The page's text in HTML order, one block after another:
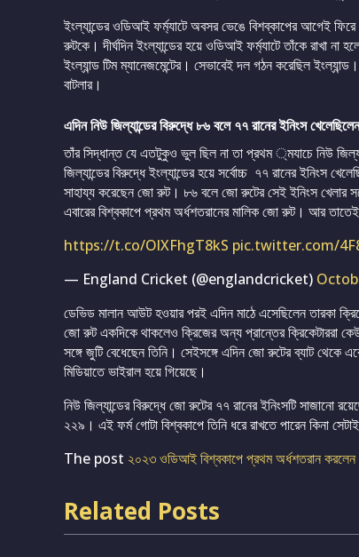
ইংল্যান্ডের ওডিআই ফর্ম্যাটে অবসর ভেঙে বিশব্কাপের আগেই
রুটকে। দীর্ঘদিন ইংল্যান্ডের হয়ে ওডিআই ফর্ম্যাটে তাঁকে রাখা না
ইংল্যান্ড টিম ম্যানেজমেন্টের। সেভাবেই দল গঠন করেছিল
বাটলার।
এদিন নিউ জিল্যান্ডের বিরুদ্ধে ৮৬ বলে ৭৭ রানের ইনিংস
তাঁর সিদ্ধান্ত যে এতটুকুও ভুল ছিল না তা প্রথম ্মযাচে নিউ
জিল্যান্ডের বিরুদ্ধে ইংল্যান্ডের হয়ে সর্বোচ্চ ৭৭ রানের ইনিংস
সাহায্য করেছেন জো রুট। ৮৬ বলে জো রুটের সেই ইনিংস খেলার
এবারের বিশ্বকাপে প্রথম অর্ধশতরানের মালিক জো রুট। আর
https://t.co/OlXFhgT8kS pic.twitter.com/
— England Cricket (@englandcricket)
ডেভিড মালান আউট হওয়ার পরই এদিন মাঠে এসেছিলেন তারকা
জো রুট একদিকে থাকলেও ক্রিজের অন্য প্রান্তের ক্রিকেটাররা
সঙ্গে জুটি বেধেছেন তিনি। সেইসঙ্গে এদিন জো রুটের ব্যাট
মিডিয়াতে ভাইরাল হয়ে গিয়েছে।
নিউ জিল্যান্ডের বিরুদ্ধে জো রুটের ৭৭ রানের ইনিংসটি সাজানো
২২৯। এই ফর্ম গোটা বিশ্বকাপে তিনি ধরে রাখতে পারেন কিনা
The post ২০২৩ ওডিআই বিশ্বকাপে প্রথম অর্ধশতরান
Related Posts